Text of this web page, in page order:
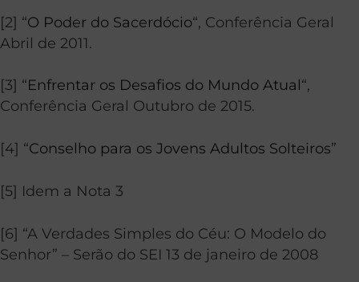
[2] “O Poder do Sacerdócio“, Conferência Geral
Abril de 2011.
[3] “Enfrentar os Desafios do Mundo Atual“,
Conferência Geral Outubro de 2015.
[4] “Conselho para os Jovens Adultos Solteiros”
[5] Idem a Nota 3
[6] “A Verdades Simples do Céu: O Modelo do
Senhor” – Serão do SEI 13 de janeiro de 2008